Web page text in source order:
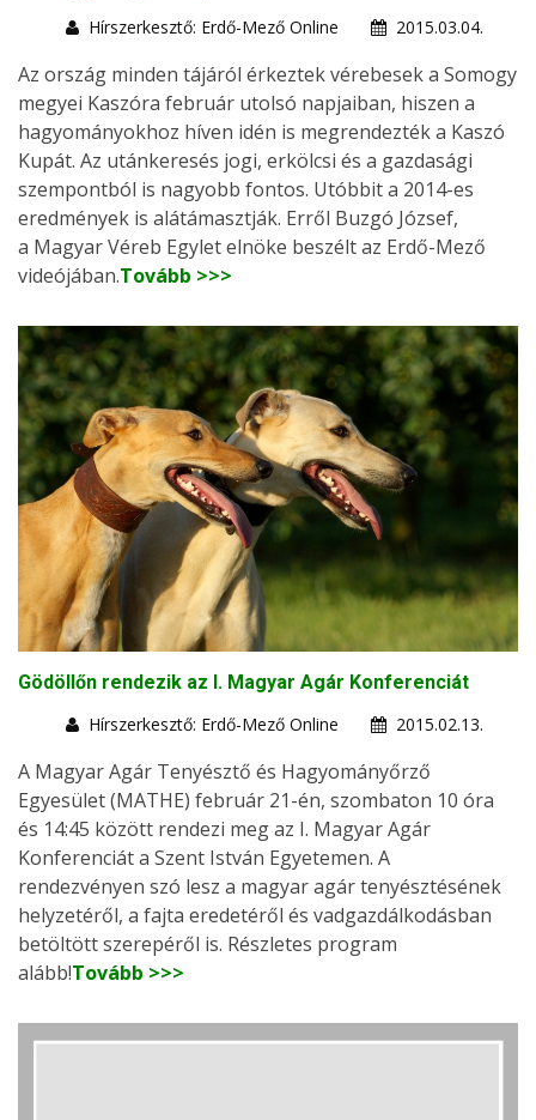
Hírszerkesztő: Erdő-Mező Online
2015.03.04.
Az ország minden tájáról érkeztek vérebesek a Somogy
megyei Kaszóra február utolsó napjaiban, hiszen a
hagyományokhoz híven idén is megrendezték a Kaszó
Kupát. Az utánkeresés jogi, erkölcsi és a gazdasági
szempontból is nagyobb fontos. Utóbbit a 2014-es
eredmények is alátámasztják. Erről Buzgó József,
a Magyar Véreb Egylet elnöke beszélt az Erdő-Mező
videójában.Tovább >>>
Gödöllőn rendezik az I. Magyar Agár Konferenciát
Hírszerkesztő: Erdő-Mező Online
2015.02.13.
A Magyar Agár Tenyésztő és Hagyományőrző
Egyesület (MATHE) február 21-én, szombaton 10 óra
és 14:45 között rendezi meg az I. Magyar Agár
Konferenciát a Szent István Egyetemen. A
rendezvényen szó lesz a magyar agár tenyésztésének
helyzetéről, a fajta eredetéről és vadgazdálkodásban
betöltött szerepéről is. Részletes program
alább!Tovább >>>